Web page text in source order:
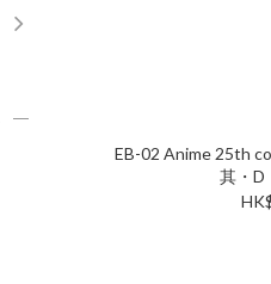
EB-02 Anime 25th
其・D